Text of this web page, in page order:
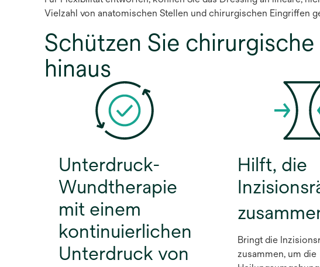
Vielzahl von anatomischen Stellen und chirurgischen Eingriffen
Schützen Sie
hinaus
Unterdruck-
Wundtherapie
mit einem
kontinuierlichen
Unterdruck von
Hilft, die
Bringt die
zusammen, um die